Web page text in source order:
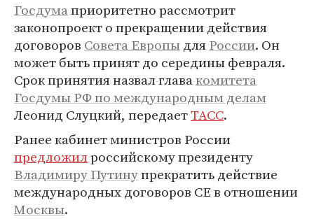
Госдумаприоритетно рассмотрит
законопроект о прекращении действия
договоров Совета ЕвропыдляРоссии. Он
может быть принят до середины февраля.
Срок принятия назвал главакомитета
Госдумы РФ по международным делам
Леонид Слуцкий, передаетТАСС.
Ранее кабинет министров России
предложилроссийскому президенту
Владимиру Путинупрекратить действие
международных договоров СЕ в отношении
Москвы.